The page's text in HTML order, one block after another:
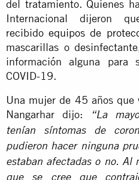
del tratamiento. Quienes
Internacional dijeron
recibidoequipos de
mascarillas o
información alguna para
COVID-19.
Una mujer de 45 años que
Nangarhar dijo: “La
tenían síntomas de
pudieron hacer ninguna
estaban afectadas o no. Al